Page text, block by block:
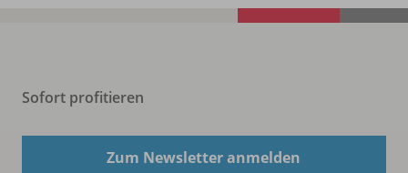
Sofort profitieren
Zum Newsletter anmelden